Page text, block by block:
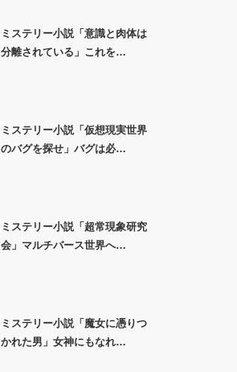
ミステリー小説「意識と肉体は
分離されている」これを…
ミステリー小説「仮想現実世界
のバグを探せ」バグは必…
ミステリー小説「超常現象研究
会」マルチバース世界へ…
ミステリー小説「魔女に憑りつ
かれた男」女神にもなれ…